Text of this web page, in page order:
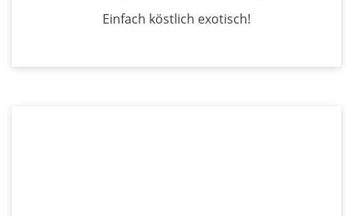
Einfach köstlich exotisch!